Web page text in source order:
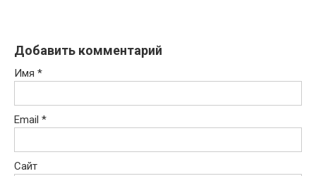
Добавить комментарий
Имя *
Email *
Сайт